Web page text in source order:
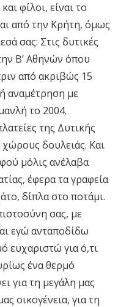
φίλοι, είναι το
από την Κρήτη, όμως
σας: Στις δυτικές
Β’ Αθηνών όπου
από ακριβώς 15
αναμέτρηση με
το 2004.
της Δυτικής
χώρους δουλειάς. Και
μόλις ανέλαβα
έφερα τα γραφεία
δίπλα στο ποτάμι.
σας, με
εγώ ανταποδίδω
ευχαριστώ για ό,τι
ένα θερμό
για τη μεγάλη μας
οικογένεια, για τη